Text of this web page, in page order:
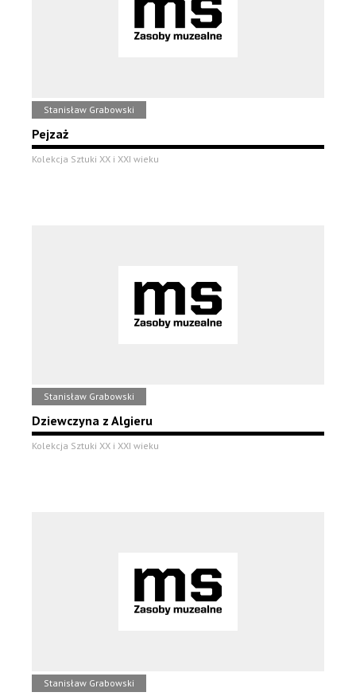
Stanisław Grabowski
Pejzaż
Kolekcja Sztuki XX i XXI wieku
Stanisław Grabowski
Dziewczyna z Algieru
Kolekcja Sztuki XX i XXI wieku
Stanisław Grabowski